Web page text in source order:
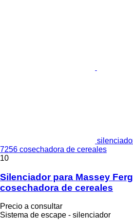
7256 cosechadora de cereales
10
Silenciador para Massey
cosechadora de cereales
Precio a consultar
Sistema de escape - silenciador